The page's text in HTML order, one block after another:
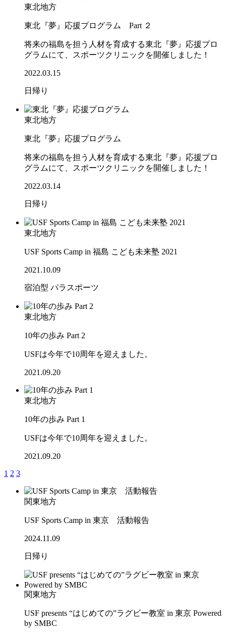
東北地方
東北『夢』応援プログラム Part ２
将来の福島を担う人材を育成する東北『夢』応援プロ
グラムにて、スポーツクリニックを開催しました！
2022.03.15
日帰り
東北地方
東北『夢』応援プログラム
将来の福島を担う人材を育成する東北『夢』応援プロ
グラムにて、スポーツクリニックを開催しました！
2022.03.14
日帰り
東北地方
USF Sports Camp in 福島 こども未来塾 2021
2021.10.09
宿泊型 パラスポーツ
東北地方
10年の歩み Part 2
USFは今年で10周年を迎えました。
2021.09.20
東北地方
10年の歩み Part 1
USFは今年で10周年を迎えました。
2021.09.20
1 2 3
関東地方
USF Sports Camp in 東京 活動報告
2024.11.09
日帰り
関東地方
USF presents “はじめての”ラグビー教室 in 東京 Powered
by SMBC